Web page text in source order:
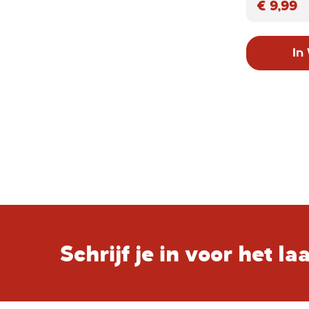
€ 9,99
In
Schrijf je in voor het